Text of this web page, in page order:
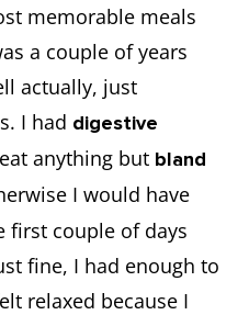
memorable meals
a couple of years
actually, just
I had digestive
anything but bland
I would have
first couple of days
fine, I had enough to
relaxed because I